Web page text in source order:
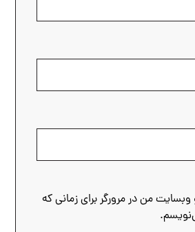
وبسایت من در مرورگر برای زمانی که